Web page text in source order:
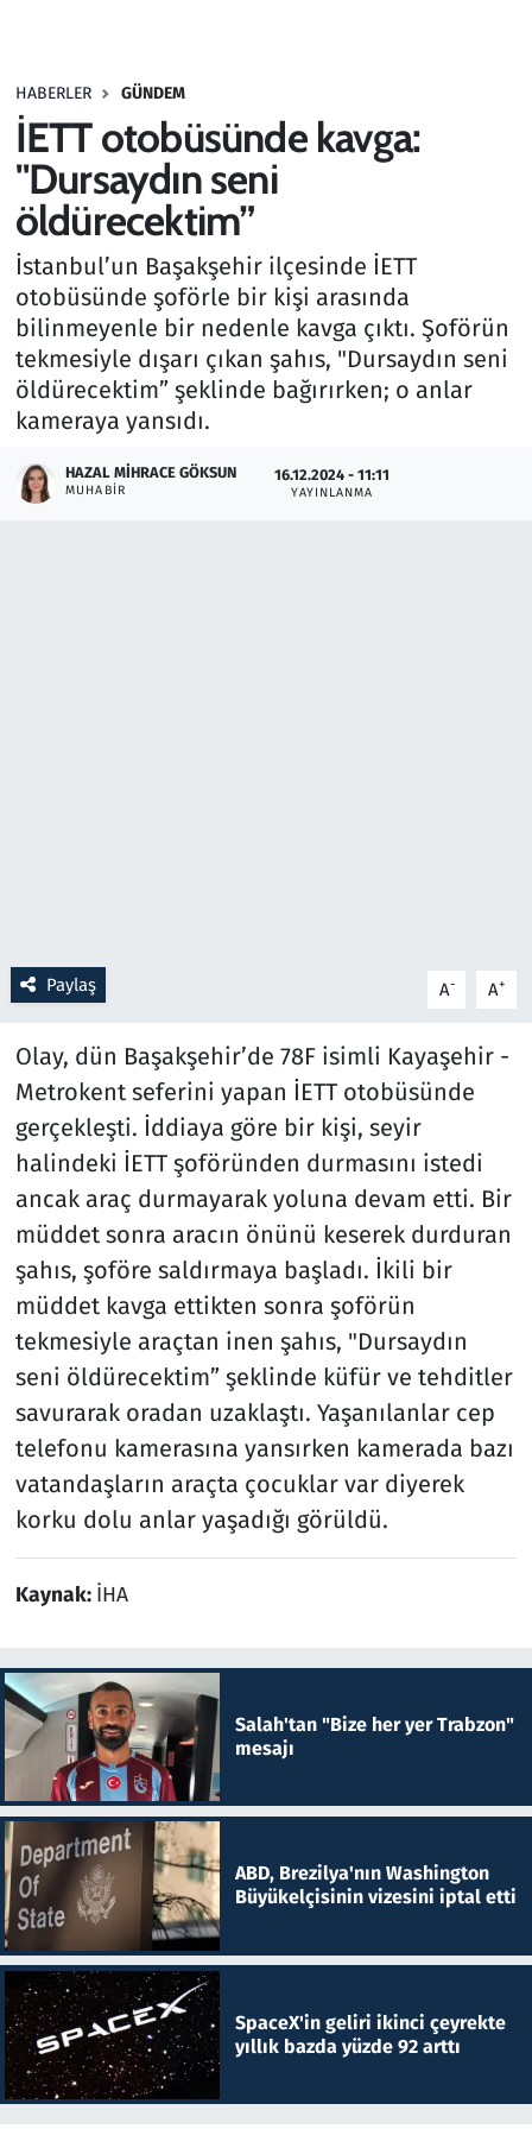
HABERLER GÜNDEM
İETT otobüsünde kavga:
"Dursaydın seni
öldürecektim”
İstanbul’un Başakşehir ilçesinde İETT
otobüsünde şoförle bir kişi arasında
bilinmeyenle bir nedenle kavga çıktı. Şoförün
tekmesiyle dışarı çıkan şahıs, "Dursaydın seni
öldürecektim” şeklinde bağırırken; o anlar
kameraya yansıdı.
HAZAL MIHRACE GÖKSUN
MUHABIR
16.12.2024 - 11:11
YAYINLANMA
Paylaş A- A+
Olay, dün Başakşehir’de 78F isimli Kayaşehir -
Metrokent seferini yapan İETT otobüsünde
gerçekleşti. İddiaya göre bir kişi, seyir
halindeki İETT şoföründen durmasını istedi
ancak araç durmayarak yoluna devam etti. Bir
müddet sonra aracın önünü keserek durduran
şahıs, şoföre saldırmaya başladı. İkili bir
müddet kavga ettikten sonra şoförün
tekmesiyle araçtan inen şahıs, "Dursaydın
seni öldürecektim” şeklinde küfür ve tehditler
savurarak oradan uzaklaştı. Yaşanılanlar cep
telefonu kamerasına yansırken kamerada bazı
vatandaşların araçta çocuklar var diyerek
korku dolu anlar yaşadığı görüldü.
Kaynak: İHA
Salah'tan "Bize her yer Trabzon"
mesajı
ABD, Brezilya'nın Washington
Büyükelçisinin vizesini iptal etti
SpaceX'in geliri ikinci çeyrekte
yıllık bazda yüzde 92 arttı
Haber
Kültür Sanat
Kurumsal Haberler
Lezzet Durağı
Memur ve Kamu
Otomobil
Oyun